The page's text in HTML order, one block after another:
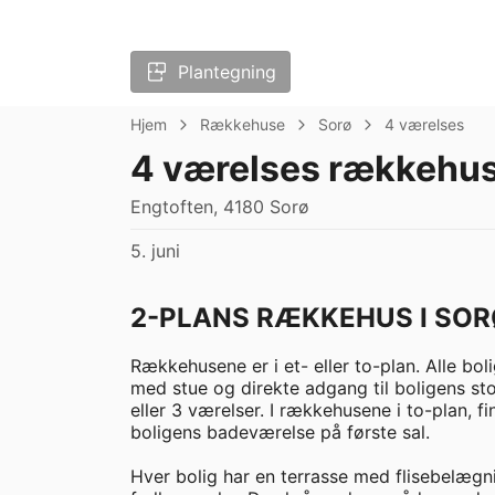
Plantegning
Hjem Rækkehuse Sorø 4 værelses
4 værelses rækkehus
Engtoften, 4180 Sorø
5. juni
2-PLANS RÆKKEHUS I
Rækkehusene er i et- eller to-plan. Alle
med stue og direkte adgang til boligens
eller 3 værelser. I rækkehusene i to-plan,
boligens badeværelse på første sal.
Hver bolig har en terrasse med